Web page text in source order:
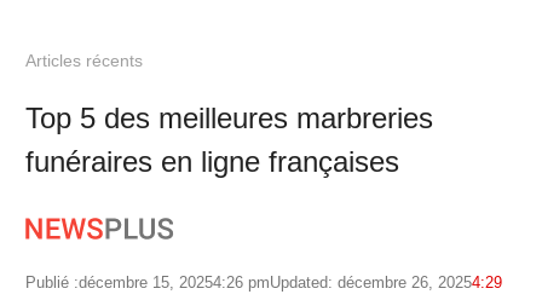
Articles récents
Top 5 des meilleures marbreries
funéraires en ligne françaises
Publié :décembre 15, 20254:26 pmUpdated: décembre 26, 20254:29